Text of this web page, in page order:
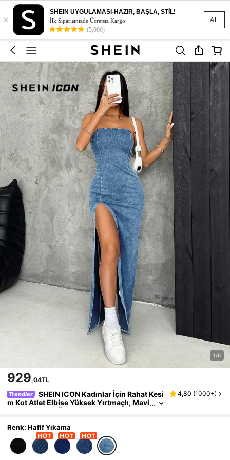
AL
×
SHEIN UYGULAMASI-HAZIR, BAŞLA, STİL!
İlk Siparişinizde Ücretsiz Kargo
(5,000)
1/6
929,04TL
Trendler
SHEIN ICON Kadınlar İçin Rahat Kesi
m Kot Atlet Elbise Yüksek Yırtmaçlı, Mavi
Yüksek Esnek Örme Kot
4,80 (1000+)
Renk: Hafif Yıkama